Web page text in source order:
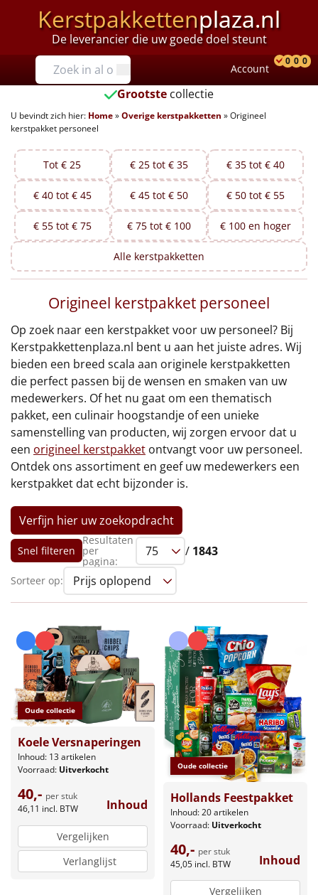
Kerstpakkettenplaza.nl
De leverancier die uw goede doel steunt
Prijzen
Tot €25
€25 tot €35
€35 tot €40
€40 tot €45
€45 tot €50
€50 tot €55
€75 tot €100
€100 en hoger
Alle kerstpakketten 2026
Thema
Origineel
Rituals
Luxe
Mannen
Vrouwen
Duurzaam
Leuke
Goedkope
Uniek
Alle thema's
Artikel
Hitster NIEUW
Pizzarette
Account
0 0 0
Grootste collectie
U bevindt zich hier: Home»Overige kerstpakketten »Origineel
kerstpakket personeel
Tot € 25 € 25 tot € 35 € 35 tot € 40
€ 40 tot € 45 € 45 tot € 50 € 50 tot € 55
€ 55 tot € 75 € 75 tot € 100 € 100 en hoger
Alle kerstpakketten
Origineel kerstpakket personeel
Op zoek naar een kerstpakket voor uw personeel? Bij
Kerstpakkettenplaza.nl bent u aan het juiste adres. Wij
bieden een breed scala aan originele kerstpakketten
die perfect passen bij de wensen en smaken van uw
medewerkers. Of het nu gaat om een thematisch
pakket, een culinair hoogstandje of een unieke
samenstelling van producten, wij zorgen ervoor dat u
een origineel kerstpakket ontvangt voor uw personeel.
Ontdek ons assortiment en geef uw medewerkers een
kerstpakket dat echt bijzonder is.
Verfijn hier uw zoekopdracht
Snel filteren
Resultaten
per
pagina:
/ 1843
Sorteer op:
Oude collectie
Koele Versnaperingen
Inhoud: 13 artikelen
Voorraad: Uitverkocht
40,- per stuk
46,11 incl. BTW Inhoud
Vergelijken
Verlanglijst
Oude collectie
Hollands Feestpakket
Inhoud: 20 artikelen
Voorraad: Uitverkocht
40,- per stuk
45,05 incl. BTW Inhoud
Vergelijken